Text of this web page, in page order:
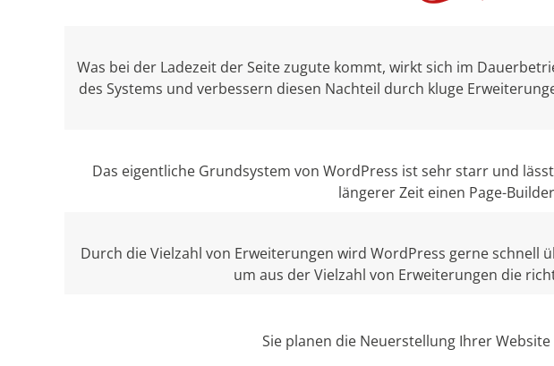
Was bei der Ladezeit der Seite zugute kommt, wirkt sich im
des Systems und verbessern diesen Nachteil durch kluge
Das eigentliche Grundsystem von WordPress ist sehr starr und
längerer Zeit einen Page-
Durch die Vielzahl von Erweiterungen wird WordPress gerne
um aus der Vielzahl von Erweiterungen die
Sie planen die Neuerstellung Ihrer